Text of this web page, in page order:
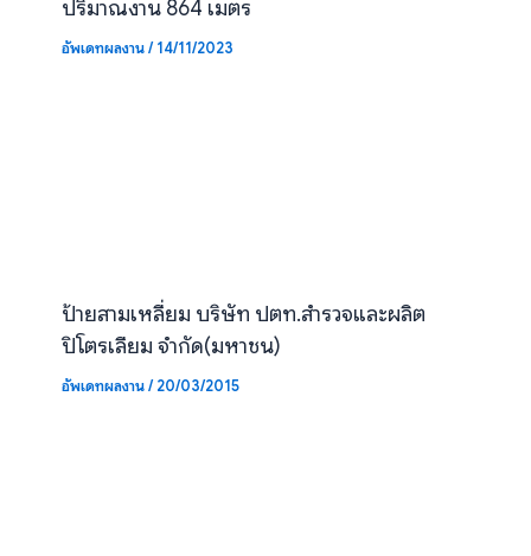
ปริมาณงาน 864 เมตร
อัพเดทผลงาน/14/11/2023
ป้ายสามเหลี่ยม บริษัท ปตท.สำรวจและผลิต
ปิโตรเลียม จำกัด(มหาชน)
อัพเดทผลงาน/20/03/2015